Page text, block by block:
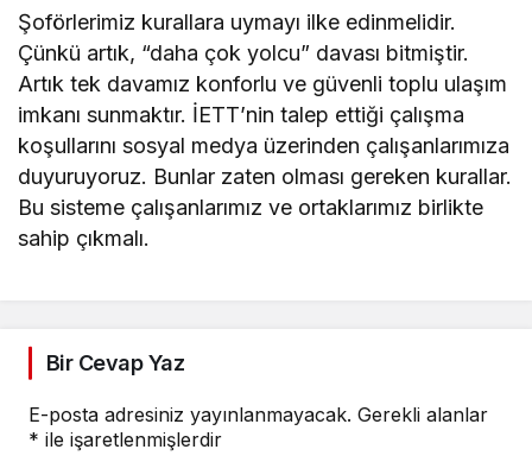
Şoförlerimiz kurallara uymayı ilke edinmelidir.
Çünkü artık, “daha çok yolcu” davası bitmiştir.
Artık tek davamız konforlu ve güvenli toplu ulaşım
imkanı sunmaktır. İETT’nin talep ettiği çalışma
koşullarını sosyal medya üzerinden çalışanlarımıza
duyuruyoruz. Bunlar zaten olması gereken kurallar.
Bu sisteme çalışanlarımız ve ortaklarımız birlikte
sahip çıkmalı.
Bir Cevap Yaz
E-posta adresiniz yayınlanmayacak. Gerekli alanlar
* ile işaretlenmişlerdir